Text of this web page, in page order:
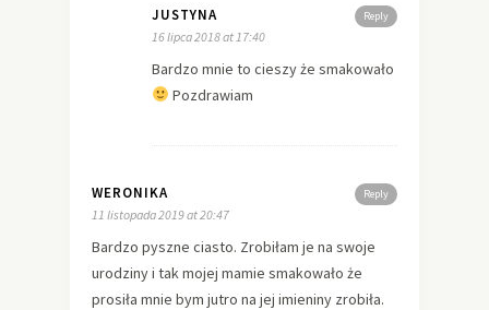
Reply
JUSTYNA
16 lipca 2018 at 17:40
Bardzo mnie to cieszy że smakowało
Pozdrawiam
Reply
WERONIKA
11 listopada 2019 at 20:47
Bardzo pyszne ciasto. Zrobiłam je na swoje
urodziny i tak mojej mamie smakowało że
prosiła mnie bym jutro na jej imieniny zrobiła.